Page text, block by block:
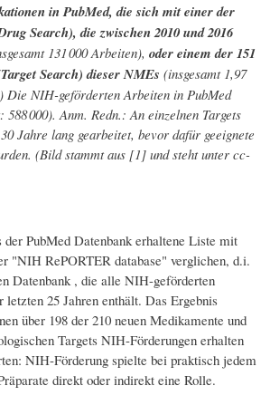
in PubMed, die sich mit einer der
Search), die zwischen 2010 und 2016
131 000 Arbeiten), oder einem der 151
Search) dieser NMEs (insgesamt 1,97
Die NIH-geförderten Arbeiten in PubMed
000). Anm. Redn.: An einzelnen Targets
Jahre lang gearbeitet, bevor dafür geeignete
(Bild stammt aus [1] und steht unter cc-
der PubMed Datenbank erhaltene Liste mit
"NIH RePORTER database" verglichen, d.i.
Datenbank , die alle NIH-geförderten
letzten 25 Jahren enthält. Das Ergebnis
über 198 der 210 neuen Medikamente und
Targets NIH-Förderungen erhalten
NIH-Förderung spielte bei praktisch jedem
direkt oder indirekt eine Rolle.